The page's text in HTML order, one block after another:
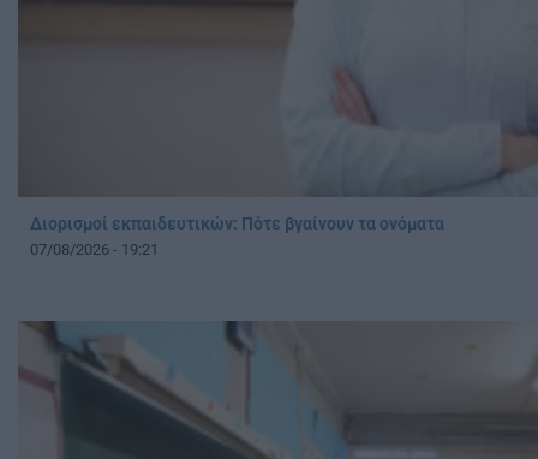
Διορισμοί εκπαιδευτικών: Πότε βγαίνουν τα ονόματα
07/08/2026 - 19:21